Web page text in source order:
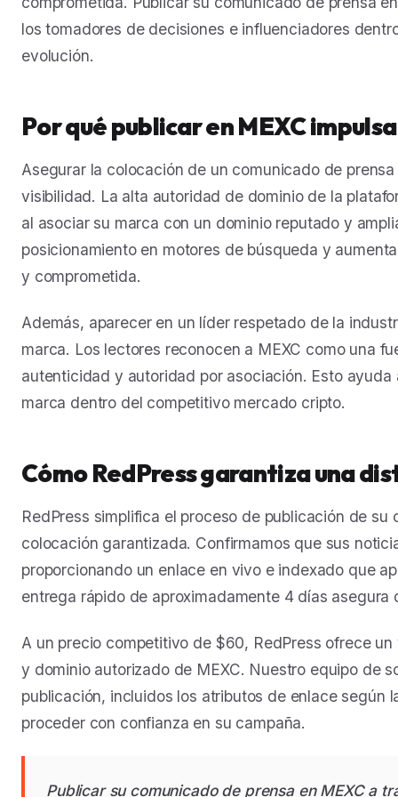
los tomadores de decisiones e influenciadores
evolución.
Por qué publicar en MEXC
Asegurar la colocación de un comunicado de
visibilidad. La alta autoridad de dominio de la
al asociar su marca con un dominio reputado y
posicionamiento en motores de búsqueda y
y comprometida.
Además, aparecer en un líder respetado de la
marca. Los lectores reconocen a MEXC como una
autenticidad y autoridad por asociación. Esto
marca dentro del competitivo mercado cripto.
Cómo RedPress garantiza una
RedPress simplifica el proceso de publicación de
colocación garantizada. Confirmamos que sus
proporcionando un enlace en vivo e indexado que
entrega rápido de aproximadamente 4 días
A un precio competitivo de $60, RedPress ofrece
y dominio autorizado de MEXC. Nuestro equipo de
publicación, incluidos los atributos de enlace según
proceder con confianza en su campaña.
Publicar su comunicado de prensa en MEXC a